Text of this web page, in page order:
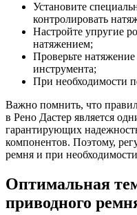
Установите
контролировать
Настройте упругие
натяжением;
Проверьте
инструмента;
При необходимости
Важно помнить, что
в Рено Дастер является
гарантирующих
компонентов. Поэтому,
ремня и при
Оптимальная
приводного